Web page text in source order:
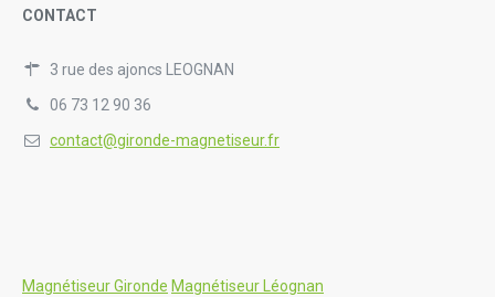
CONTACT
3 rue des ajoncs LEOGNAN
06 73 12 90 36
contact@gironde-magnetiseur.fr
Magnétiseur Gironde Magnétiseur Léognan